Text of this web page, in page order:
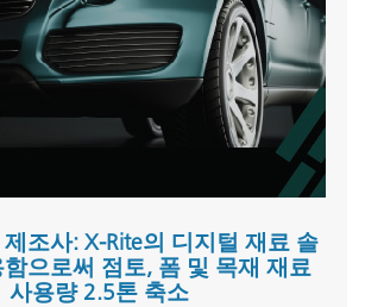
조사: X-Rite의 디지털 재료 솔
으로써 점토, 폼 및 목재 재료
사용량 2.5톤 축소